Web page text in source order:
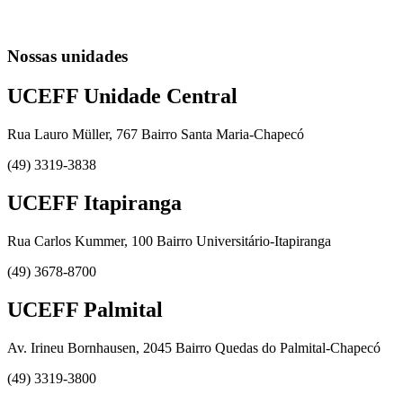
Nossas unidades
UCEFF Unidade Central
Rua Lauro Müller, 767 Bairro Santa Maria-Chapecó
(49) 3319-3838
UCEFF Itapiranga
Rua Carlos Kummer, 100 Bairro Universitário-Itapiranga
(49) 3678-8700
UCEFF Palmital
Av. Irineu Bornhausen, 2045 Bairro Quedas do Palmital-Chapecó
(49) 3319-3800